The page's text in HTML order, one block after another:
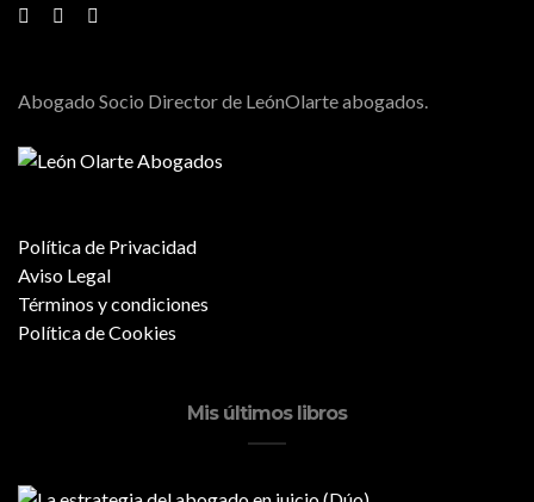
Abogado Socio Director de LeónOlarte abogados.
Política de Privacidad
Aviso Legal
Términos y condiciones
Política de Cookies
Mis últimos libros